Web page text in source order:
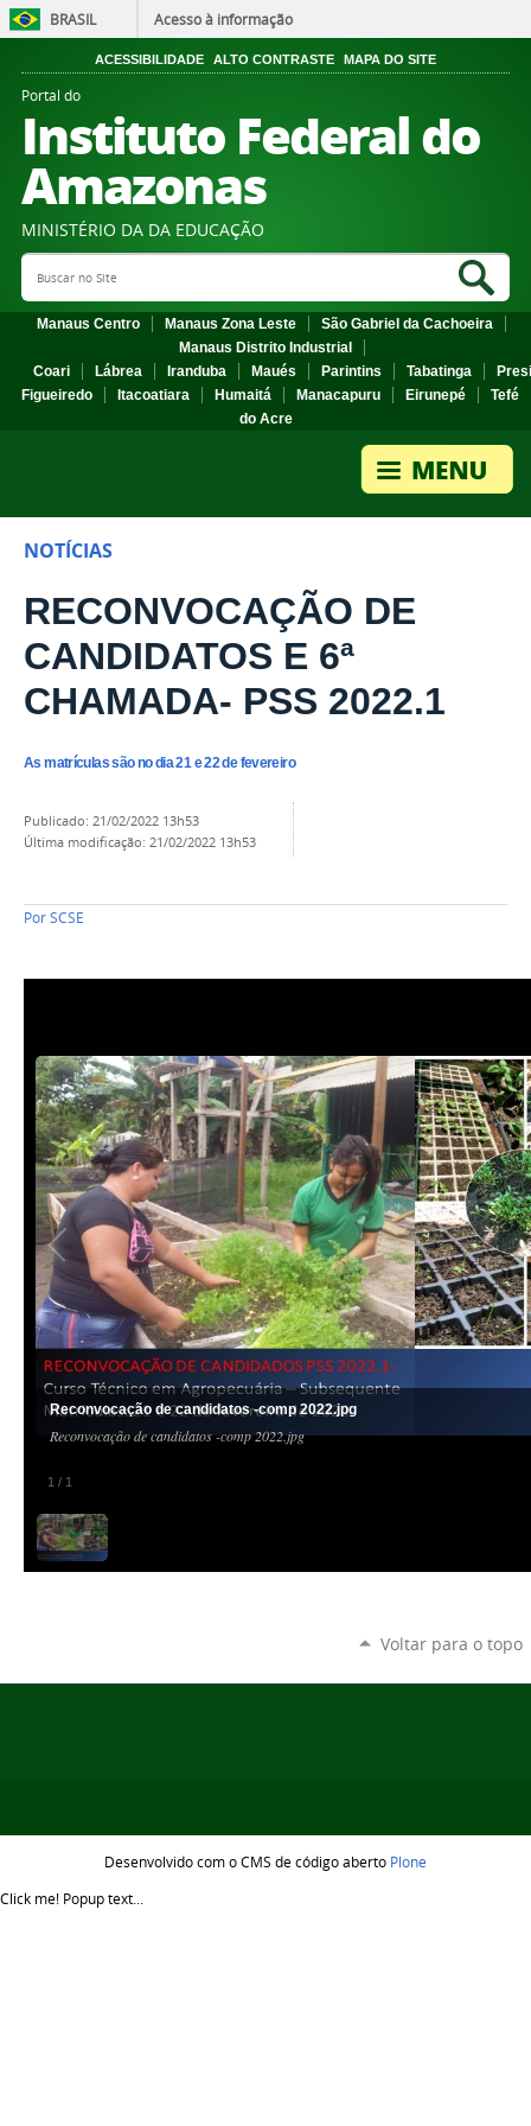
BRASIL Acesso à informação
ACESSIBILIDADE ALTO CONTRASTE MAPA DO SITE
Portal do
Instituto Federal do
Amazonas
MINISTÉRIO DA DA EDUCAÇÃO
Search Site
Manaus Centro Manaus Zona Leste
São Gabriel da Cachoeira
Manaus Distrito Industrial
Coari
Lábrea Iranduba Maués Parintins Tabatinga
Figueiredo
Itacoatiara Humaitá Manacapuru Eirunepé
Tefé
do Acre
NOTÍCIAS
RECONVOCAÇÃO DE
CANDIDATOS E 6ª
CHAMADA- PSS 2022.1
As matrículas são no dia 21 e 22 de fevereiro
publicado: 21/02/2022 13h53
última modificação: 21/02/2022 13h53
PorSCSE
1 / 1
Reconvocação de candidatos -comp 2022.jpg
Reconvocação de candidatos -comp 2022.jpg
Voltar para o topo
Desenvolvido com o CMS de código aberto Plone
Click me! Popup text...